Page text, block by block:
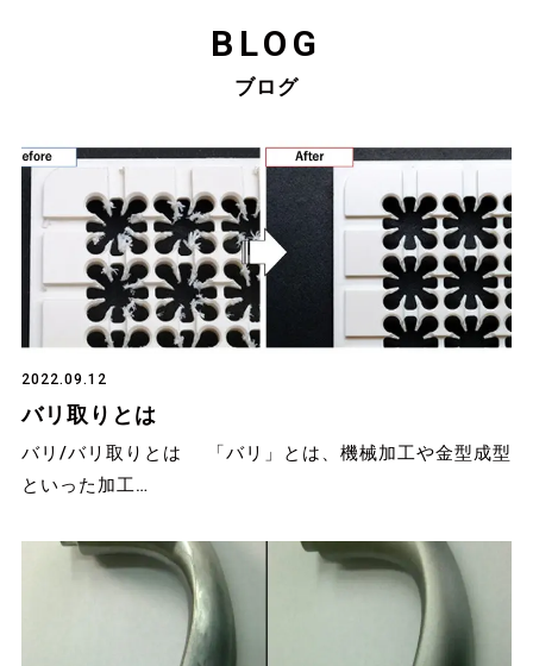
BLOG
ブログ
2022.09.12
バリ取りとは
バリ/バリ取りとは 「バリ」とは、機械加工や金型成型
といった加工…